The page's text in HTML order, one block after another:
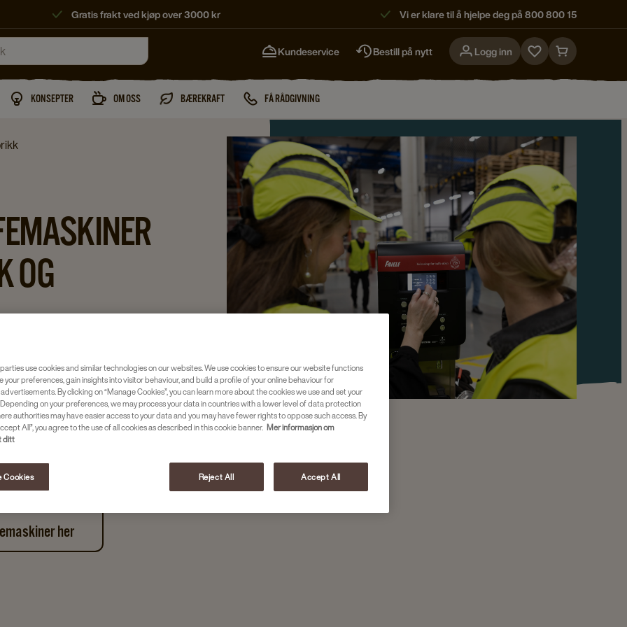
Gratis frakt ved kjøp over 3000 kr Vi er klare til å hjelpe deg på 800 800 15
Kundeservice Bestill på nytt Logg inn
Go
to
Go
to
KONSEPTER OM OSS BÆREKRAFT FÅ RÅDGIVNING
OG
til kantiner,
krav. I industrien
De skal kunne
miljøer og kreve
får virksomheten
lavt vedlikehold – slik at
god kaffe, uansett om
på byggeplassen.
her
use cookies and similar technologies on our websites. We use cookies to ensure our website functions
your preferences, gain insights into visitor behaviour, and build a profile of your online behaviour for
By clicking on “Manage Cookies”, you can learn more about the cookies we use and set your
on your preferences, we may process your data in countries with a lower level of data protection
authorities may have easier access to your data and you may have fewer rights to oppose such access. By
All”, you agree to the use of all cookies as described in this cookie banner. Mer informasjon om
ditt
Cookies Reject All Accept All